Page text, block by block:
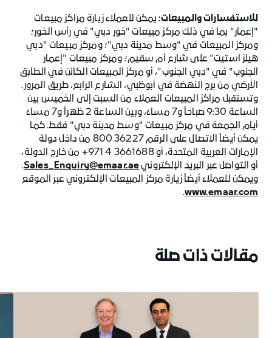
للاستفسارات والمبيعات:يمكن للعملاء زيارة مراكز مبيعات
"إعمار" بما في ذلك مركز مبيعات "خور دبي" في رأس الخور؛
ومركز المبيعات في "وسط مدينة دبي"؛ ومركز مبيعات "دبي
هيلز استيت" على شارع أم سقيم؛ ومركز مبيعات "إعمار
الجنوب" في "دبي الجنوب"، أو مركز المبيعات الكائن في الطابق
الأرضي من برج النهضة في أبوظبي، الشارع الرابع، طريق المرور.
وتستقبل مراكز المبيعات العملاء من السبت إلى الخميس بين
الساعة 9:30 صباحاً و7 مساءً، وبين الساعة 2 ظهراً و7 مساءً
أيام الجمعة في مركز مبيعات "وسط مدينة دبي" فقط. كما
يمكن أيضاً الاتصال على الرقم 36227 800 من داخل دولة
الإمارات العربية المتحدة، أو 3661688 4 971+ من خارج الدولة،
أو التواصل عبر البريد الإلكترونيSales_Enquiry@emaar.ae
.
ويمكن للعملاء أيضاً زيارة مركز المبيعات الإلكتروني عبر الموقع
www.emaar.com
.
مقالات ذات صلة